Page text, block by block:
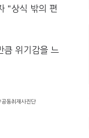
"상식 밖의 편
큼 위기감을 느
동취재사진단